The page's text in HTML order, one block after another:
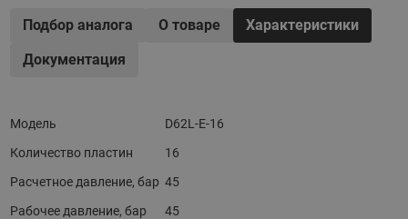
Подбор аналога О товаре
Характеристики
Документация
Модель
D62L-E-16
Количество пластин
16
Расчетное давление, бар 45
Рабочее давление, бар
45